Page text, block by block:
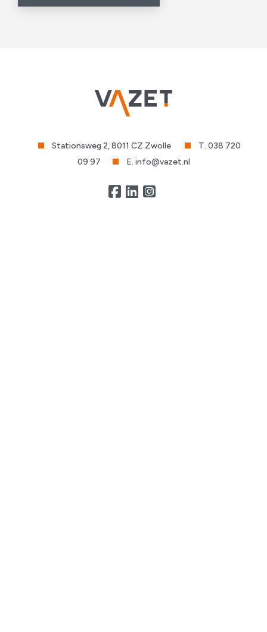
Stationsweg 2, 8011 CZ Zwolle
T. 038 720
09 97
E. info@vazet.nl